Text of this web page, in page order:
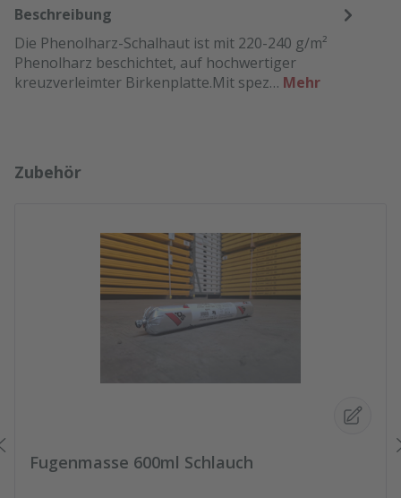
Beschreibung
Die Phenolharz-Schalhaut ist mit 220-240 g/m²
Phenolharz beschichtet, auf hochwertiger
kreuzverleimter Birkenplatte.Mit spez… Mehr
Produktgalerie überspringen
Zubehör
Fugenmasse 600ml Schlauch